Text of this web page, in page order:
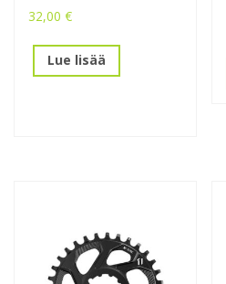
32,00 €
Lue lisää